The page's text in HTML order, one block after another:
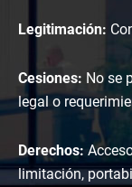
Legitimación:
Cesiones: No se
legal o
Derechos:
limitación,